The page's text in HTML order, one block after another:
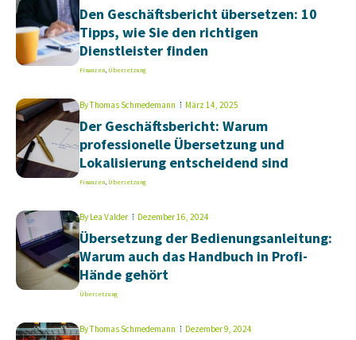
Den Geschäftsbericht übersetzen: 10
Tipps, wie Sie den richtigen
Dienstleister finden
Finanzen, Übersetzung
ByThomas Schmedemann März 14, 2025
Der Geschäftsbericht: Warum
professionelle Übersetzung und
Lokalisierung entscheidend sind
Finanzen, Übersetzung
By Lea Valder Dezember 16, 2024
Übersetzung der Bedienungsanleitung:
Warum auch das Handbuch in Profi-
Hände gehört
Übersetzung
ByThomas Schmedemann Dezember 9, 2024